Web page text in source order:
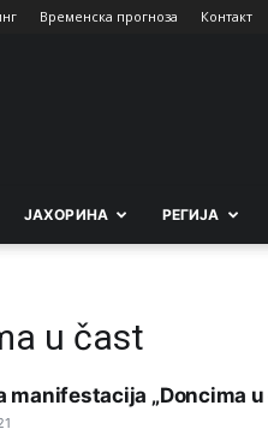
Временска прогноза Контакт
ЈАХОРИНА РEГИЈА
u čast
manifestacija „Doncima u